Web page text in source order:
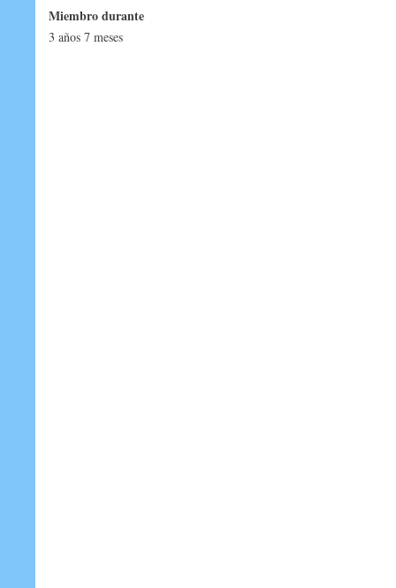
Miembro durante
3 años 7 meses